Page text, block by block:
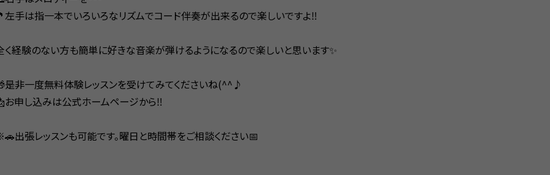
左手は指一本でいろいろなリズムでコード伴奏が出来るので楽しいですよ‼️
く経験のない方も簡単に好きな音楽が弾けるようになるので楽しいと思います✨
是非一度無料体験レッスンを受けてみてくださいね(^^♪
お申し込みは公式ホームページから‼️
出張レッスンも可能です。曜日と時間帯をご相談ください📅